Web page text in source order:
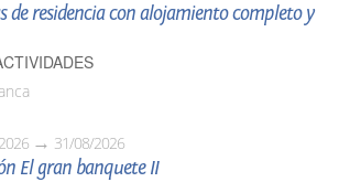
de residencia con alojamiento completo y
31/08/2026
El gran banquete II